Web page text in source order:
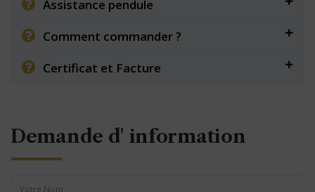
Assistance pendule
Comment commander ?
Certificat et Facture
Demande d' information